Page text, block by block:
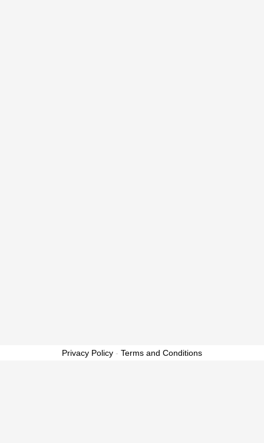
Privacy Policy - Terms and Conditions